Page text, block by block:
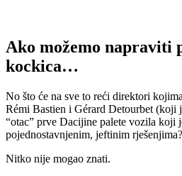
Ako možemo napraviti
kockica…
No što će na sve to reći direktori
Rémi Bastien i Gérard Detourbet (koji
“otac” prve Dacijine palete vozila koji
pojednostavnjenim, jeftinim rješenjima?
Nitko nije mogao znati.